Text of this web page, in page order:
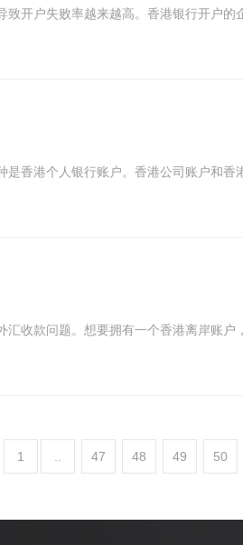
开户失败率越来越高。香港银行开户的
香港个人银行账户。香港公司账户和香
收款问题。想要拥有一个香港离岸账户
1 47 48 49 50